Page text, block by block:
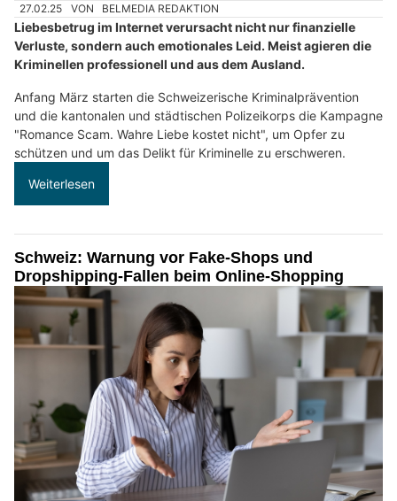
27.02.25 VON BELMEDIA REDAKTION
Liebesbetrug im Internet verursacht nicht nur finanzielle
Verluste, sondern auch emotionales Leid. Meist agieren die
Kriminellen professionell und aus dem Ausland.
Anfang März starten die Schweizerische Kriminalprävention
und die kantonalen und städtischen Polizeikorps die Kampagne
"Romance Scam. Wahre Liebe kostet nicht", um Opfer zu
schützen und um das Delikt für Kriminelle zu erschweren.
Weiterlesen
Schweiz: Warnung vor Fake-Shops und
Dropshipping-Fallen beim Online-Shopping